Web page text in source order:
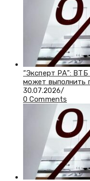
“Эксперт РА”:
может выполнить
30.07.2026/
0 Comments